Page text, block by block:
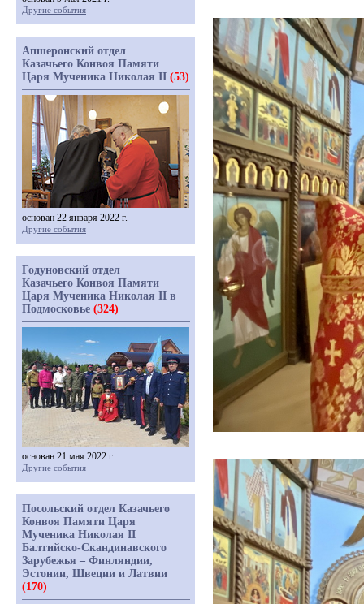
Другие события
Апшеронский отдел
Казачьего Конвоя Памяти
Царя Мученика Николая II (53)
основан 22 января 2022 г.
Другие события
Годуновский отдел
Казачьего Конвоя Памяти
Царя Мученика Николая II в
Подмосковье (324)
основан 21 мая 2022 г.
Другие события
Посольский отдел Казачьего
Конвоя Памяти Царя
Мученика Николая II
Балтийско-Скандинавского
Зарубежья – Финляндии,
Эстонии, Швеции и Латвии
(170)